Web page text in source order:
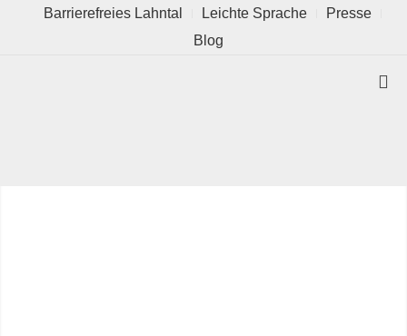
Barrierefreies Lahntal Leichte Sprache
Presse
Blog